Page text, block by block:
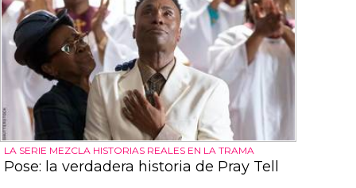
LA SERIE MEZCLA HISTORIAS REALES EN LA TRAMA
Pose: la verdadera historia de Pray Tell